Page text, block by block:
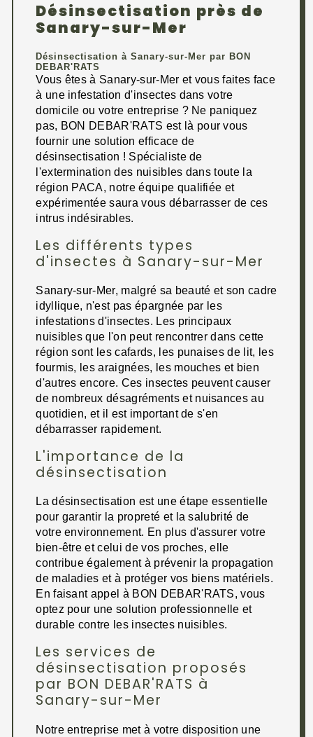
Désinsectisation près de
Sanary-sur-Mer
Désinsectisation à Sanary-sur-Mer par BON
DEBAR'RATS
Vous êtes à Sanary-sur-Mer et vous faites face
à une infestation d'insectes dans votre
domicile ou votre entreprise ? Ne paniquez
pas, BON DEBAR'RATS est là pour vous
fournir une solution efficace de
désinsectisation ! Spécialiste de
l'extermination des nuisibles dans toute la
région PACA, notre équipe qualifiée et
expérimentée saura vous débarrasser de ces
intrus indésirables.
Les différents types
d'insectes à Sanary-sur-Mer
Sanary-sur-Mer, malgré sa beauté et son cadre
idyllique, n'est pas épargnée par les
infestations d'insectes. Les principaux
nuisibles que l'on peut rencontrer dans cette
région sont les cafards, les punaises de lit, les
fourmis, les araignées, les mouches et bien
d'autres encore. Ces insectes peuvent causer
de nombreux désagréments et nuisances au
quotidien, et il est important de s'en
débarrasser rapidement.
L'importance de la
désinsectisation
La désinsectisation est une étape essentielle
pour garantir la propreté et la salubrité de
votre environnement. En plus d'assurer votre
bien-être et celui de vos proches, elle
contribue également à prévenir la propagation
de maladies et à protéger vos biens matériels.
En faisant appel à BON DEBAR'RATS, vous
optez pour une solution professionnelle et
durable contre les insectes nuisibles.
Les services de
désinsectisation proposés
par BON DEBAR'RATS à
Sanary-sur-Mer
Notre entreprise met à votre disposition une